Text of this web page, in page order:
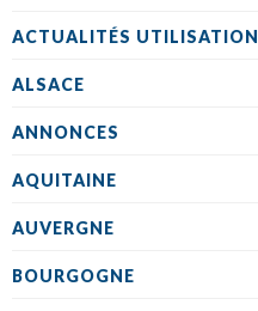
ACTUALITÉS UTILISATION
ALSACE
ANNONCES
AQUITAINE
AUVERGNE
BOURGOGNE